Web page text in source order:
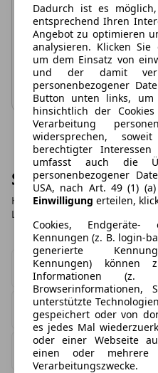
Suzuki Alto
Hier finden Sie eine aktuelle
Leasing Angeboten.
Verfügbare Leasing
Sofort verfügbare
Niedrigste Leasingrate
Dadurch ist es
entsprechend Ihren
Angebot zu optimieren
analysieren. Klicken
um dem Einsatz von
und der damit
personenbezogener
Button unten links, um
hinsichtlich der
Verarbeitung
widersprechen,
berechtigter
umfasst auch die
personenbezogener
USA, nach Art. 49 (1) (a)
Einwilligung erteilen,
Cookies,
Kennungen (z. B. login-
generierte
Kennungen) können
Informationen (z.
Browserinformationen,
unterstützte
gespeichert oder von
es jedes Mal
oder einer Webseite
einen oder
Verarbeitungszwecke.